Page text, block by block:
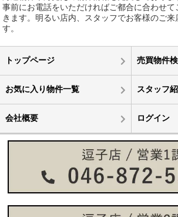
事前にお電話をいただければご都合に合わせ
きます。明るい店内、スタッフでお客様のご来
す。
トップページ 売買物件
お気に入り物件一覧 スタッフ
会社概要 ログイン